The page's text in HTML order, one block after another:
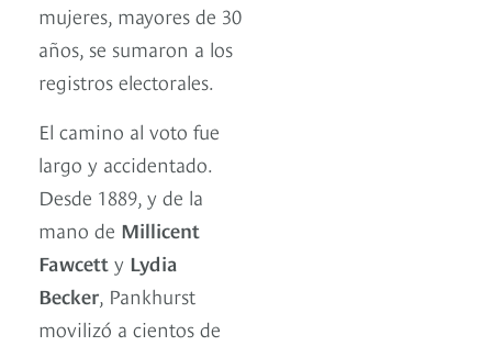
mujeres, mayores de 30
años, se sumaron a los
registros electorales.
El camino al voto fue
largo y accidentado.
Desde 1889, y de la
mano de Millicent
Fawcett y Lydia
Becker, Pankhurst
movilizó a cientos de